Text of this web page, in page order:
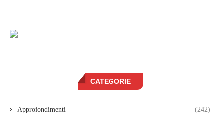
CATEGORIE
Approfondimenti (242)